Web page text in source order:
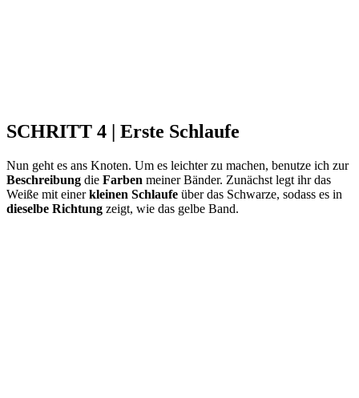
SCHRITT 4 | Erste Schlaufe
Nun geht es ans Knoten. Um es leichter zu machen, benutze ich zur
Beschreibung die Farben meiner Bänder. Zunächst legt ihr das
Weiße mit einerkleinen Schlaufe über das Schwarze, sodass es in
dieselbe Richtung zeigt, wie das gelbe Band.